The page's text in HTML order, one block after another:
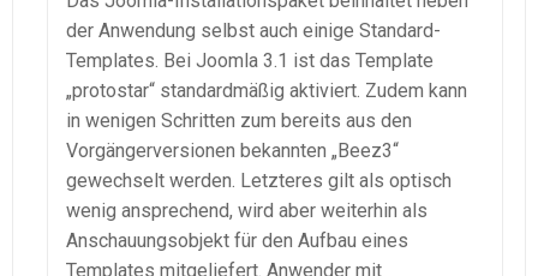
der Anwendung selbst auch einige Standard-
Templates. Bei Joomla 3.1 ist das Template
„protostar“ standardmäßig aktiviert. Zudem kann
in wenigen Schritten zum bereits aus den
Vorgängerversionen bekannten „Beez3“
gewechselt werden. Letzteres gilt als optisch
wenig ansprechend, wird aber weiterhin als
Anschauungsobjekt für den Aufbau eines
Templates mitgeliefert. Anwender mit